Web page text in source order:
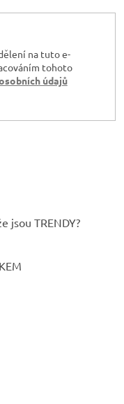
na tuto e-
tohoto
údajů
jsou TRENDY?